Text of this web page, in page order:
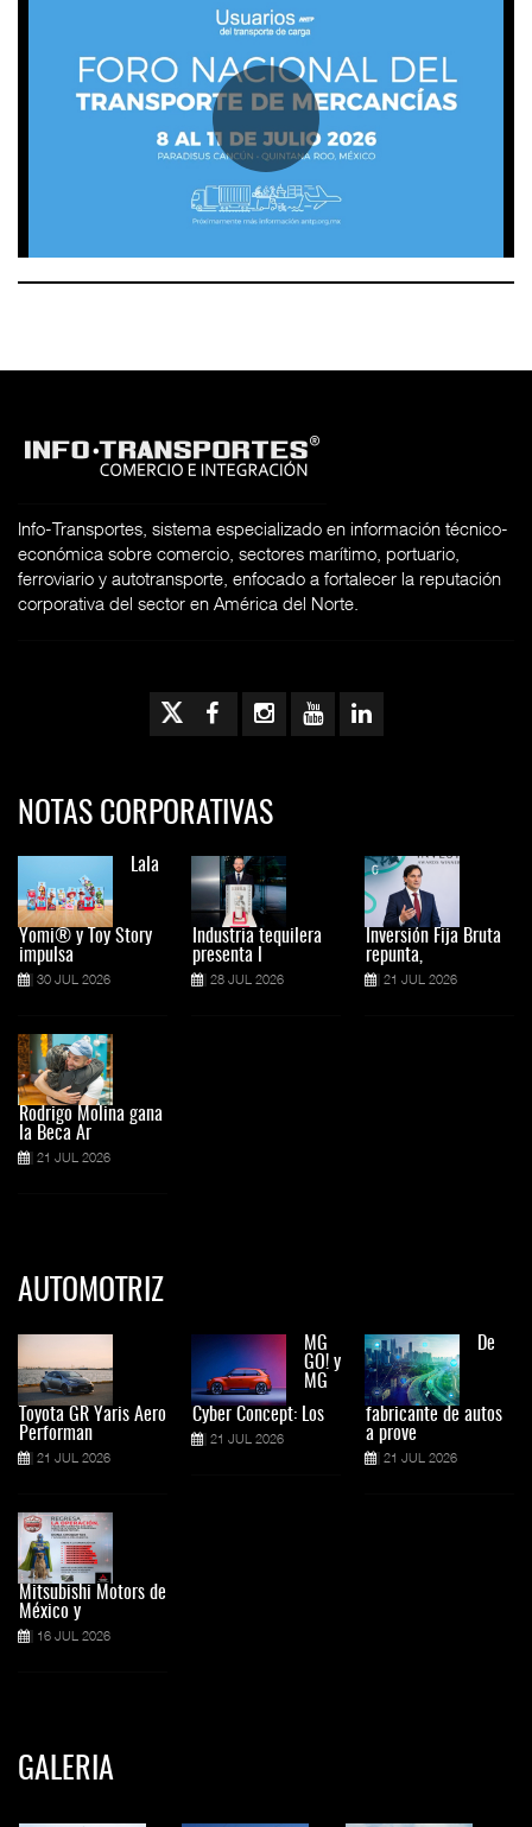
Info-Transportes, sistema especializado en información técnico-
económica sobre comercio, sectores marítimo, portuario,
ferroviario y autotransporte, enfocado a fortalecer la reputación
corporativa del sector en América del Norte.
NOTAS CORPORATIVAS
Lala
Yomi® y Toy Story
impulsa
30 JUL 2026
Rodrigo Molina gana
la Beca Ar
21 JUL 2026
Industria tequilera
presenta l
28 JUL 2026
Inversión Fija Bruta
repunta,
21 JUL 2026
AUTOMOTRIZ
Toyota GR Yaris Aero
Performan
21 JUL 2026
Mitsubishi Motors de
México y
16 JUL 2026
MG
GO! y
MG
Cyber Concept: Los
21 JUL 2026
De
fabricante de autos
a prove
21 JUL 2026
GALERIA